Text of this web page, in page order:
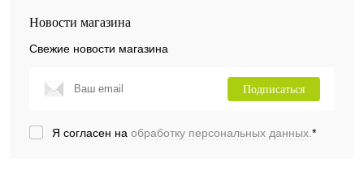
Новости магазина
Свежие новости магазина
Подписаться
Я согласен на обработку персональных данных.*